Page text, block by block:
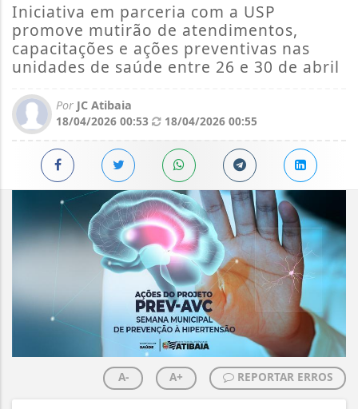
Iniciativa em parceria com a USP
promove mutirão de atendimentos,
capacitações e ações preventivas nas
unidades de saúde entre 26 e 30 de abril
Por JC Atibaia
18/04/2026 00:53
18/04/2026 00:55
A- A+ REPORTAR ERROS